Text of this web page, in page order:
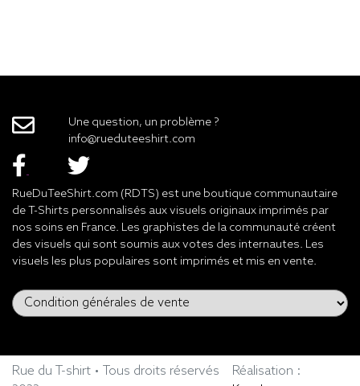
Une question, un problème ?
info@rueduteeshirt.com
RueDuTeeShirt.com (RDTS) est une boutique communautaire
de T-Shirts personnalisés aux visuels originaux imprimés par
nos soins en France. Les graphistes de la communauté créent
des visuels qui sont soumis aux votes des internautes. Les
visuels les plus populaires sont imprimés et mis en vente.
Rue du T-shirt • Tous droits réservés
Réalisation :